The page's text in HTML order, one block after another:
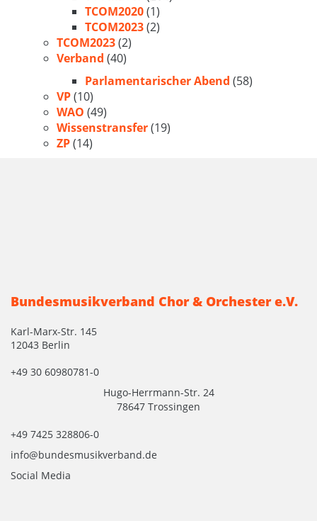
TCOM2020(1)
TCOM2023(2)
TCOM2023(2)
Verband (40)
Parlamentarischer Abend (58)
VP(10)
WAO (49)
Wissenstransfer(19)
ZP(14)
Bundesmusikverband Chor & Orchester e.V.
Karl-Marx-Str. 145
12043 Berlin
+49 30 60980781-0
Hugo-Herrmann-Str. 24
78647 Trossingen
+49 7425 328806-0
info@bundesmusikverband.de
Social Media